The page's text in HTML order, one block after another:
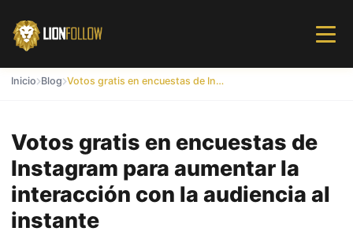
Inicio Blog Votos gratis en encuestas de Instagram para aumentar la interacción con la audiencia al instante
Votos gratis en encuestas de
Instagram para aumentar la
interacción con la audiencia al
instante